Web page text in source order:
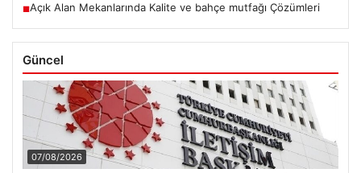
■Açık Alan Mekanlarında Kalite ve bahçe mutfağı Çözümleri
Güncel
07/08/2026